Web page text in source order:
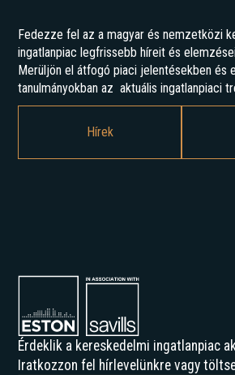
Fedezze fel az a magyar és nemzetközi
ingatlanpiac legfrissebb híreit és
Merüljön el átfogó piaci jelentésekben és
tanulmányokban az aktuális ingatlanpiaci
Hírek
Érdeklik a kereskedelmi ingatlanpiac
Iratkozzon fel hírlevelünkre vagy